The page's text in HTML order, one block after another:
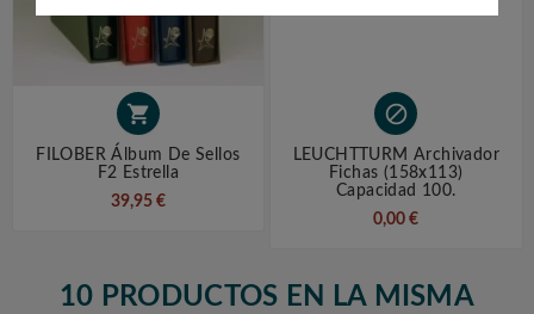

FILOBER Álbum De Sellos
F2 Estrella
39,95 €

LEUCHTTURM Archivador
Fichas (158x113)
Capacidad 100.
0,00 €
10 PRODUCTOS EN LA MISMA